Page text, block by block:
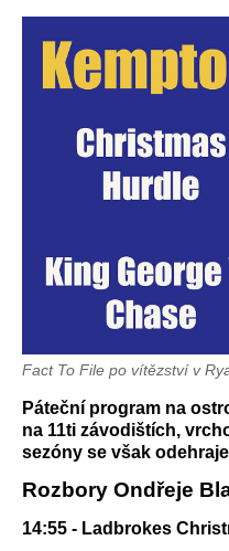
Fact To File po vítězství v
Páteční program na
na 11ti závodištích,
sezóny se však
Rozbory Ondřeje
14:55 - Ladbrokes